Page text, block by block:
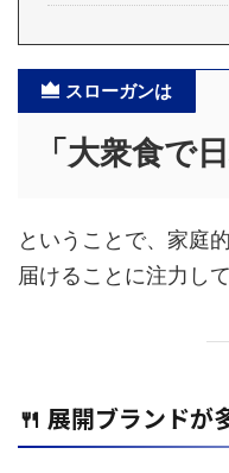
スローガンは
「大衆食で
ということで、家庭
届けることに注力し
🍴 展開ブランドが